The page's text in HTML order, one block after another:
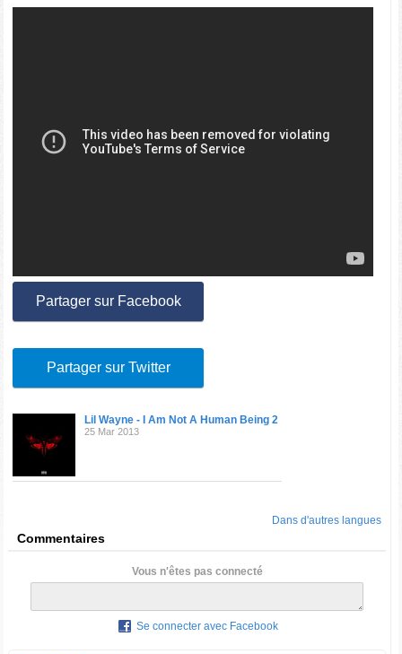
Partager sur Facebook
Partager sur Twitter
Lil Wayne - I Am Not A Human Being 2
25 Mar 2013
Dans d'autres langues
Commentaires
Vous n'êtes pas connecté
Se connecter avec Facebook